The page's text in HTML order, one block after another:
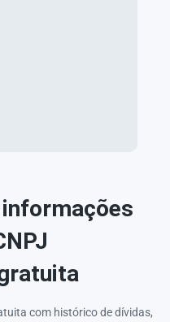
com histórico de dívidas,